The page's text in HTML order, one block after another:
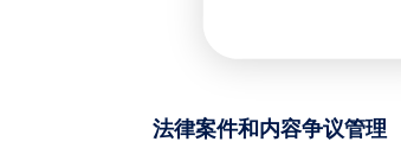
法律案件和内容争议管理